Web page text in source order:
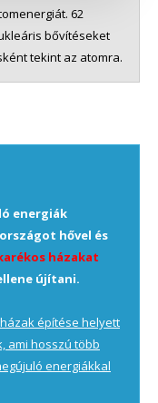
62
bővítéseket
tekint az atomra.
energiák
hővel és
házakat
újítani.
építése helyett
ami hosszú több
energiákkal